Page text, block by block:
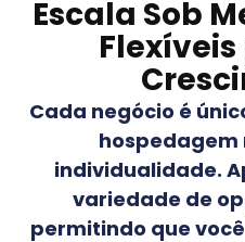
Escala Sob
Cada negócio é
hospedagem
individualidade.
variedade de
permitindo que